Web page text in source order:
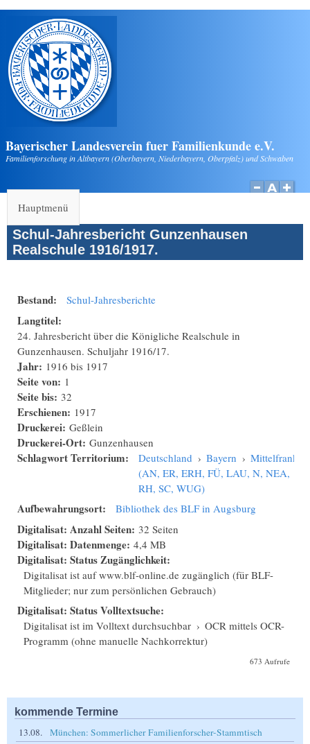
Direkt zum Inhalt
Bayerischer Landesverein fuer Familienkunde e.V.
Familienforschung in Altbayern (Oberbayern, Niederbayern, Oberpfalz) und Schwaben
Hauptmenü
Schul-Jahresbericht Gunzenhausen
Realschule 1916/1917.
Bestand: Schul-Jahresberichte
Langtitel:
24. Jahresbericht über die Königliche Realschule in
Gunzenhausen. Schuljahr 1916/17.
Jahr: 1916 bis 1917
Seite von: 1
Seite bis: 32
Erschienen: 1917
Druckerei: Geßlein
Druckerei-Ort: Gunzenhausen
Schlagwort Territorium: Deutschland › Bayern › Mittelfranken
(AN, ER, ERH, FÜ, LAU, N, NEA,
RH, SC, WUG)
Aufbewahrungsort: Bibliothek des BLF in Augsburg
Digitalisat: Anzahl Seiten: 32 Seiten
Digitalisat: Datenmenge: 4,4 MB
Digitalisat: Status Zugänglichkeit:
Digitalisat ist auf www.blf-online.de zugänglich (für BLF-
Mitglieder; nur zum persönlichen Gebrauch)
Digitalisat: Status Volltextsuche:
Digitalisat ist im Volltext durchsuchbar › OCR mittels OCR-
Programm (ohne manuelle Nachkorrektur)
673 Aufrufe
kommende Termine
13.08.
München: Sommerlicher Familienforscher-Stammtisch